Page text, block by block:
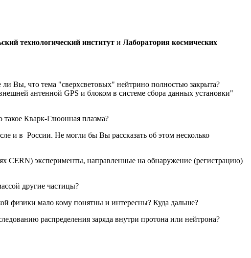
технологический институт и Лаборатория космических
ли Вы, что тема "сверхсветовых" нейтрино полностью закрыта?
антенной GPS и блоком в системе сбора данных установки"
такое Кварк-Глюонная плазма?
и в России. Не могли бы Вы рассказать об этом несколько
CERN) эксперименты, направленные на обнаружение (регистрацию)
другие частицы?
физики мало кому понятны и интересны? Куда дальше?
распределения заряда внутри протона или нейтрона?